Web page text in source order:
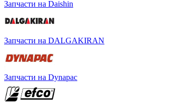
Запчасти на Daishin
Запчасти на DALGAKIRAN
Запчасти на Dynapac